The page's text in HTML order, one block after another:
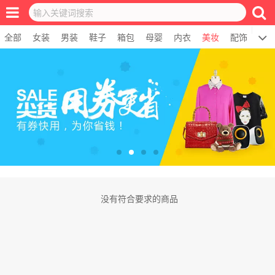
全部 女装 男装 鞋子 箱包 母婴 内衣 美妆 配饰 居家
没有符合要求的商品